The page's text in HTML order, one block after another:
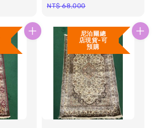
price
NT$ 68,000
尼泊爾總
店現貨-可
預購